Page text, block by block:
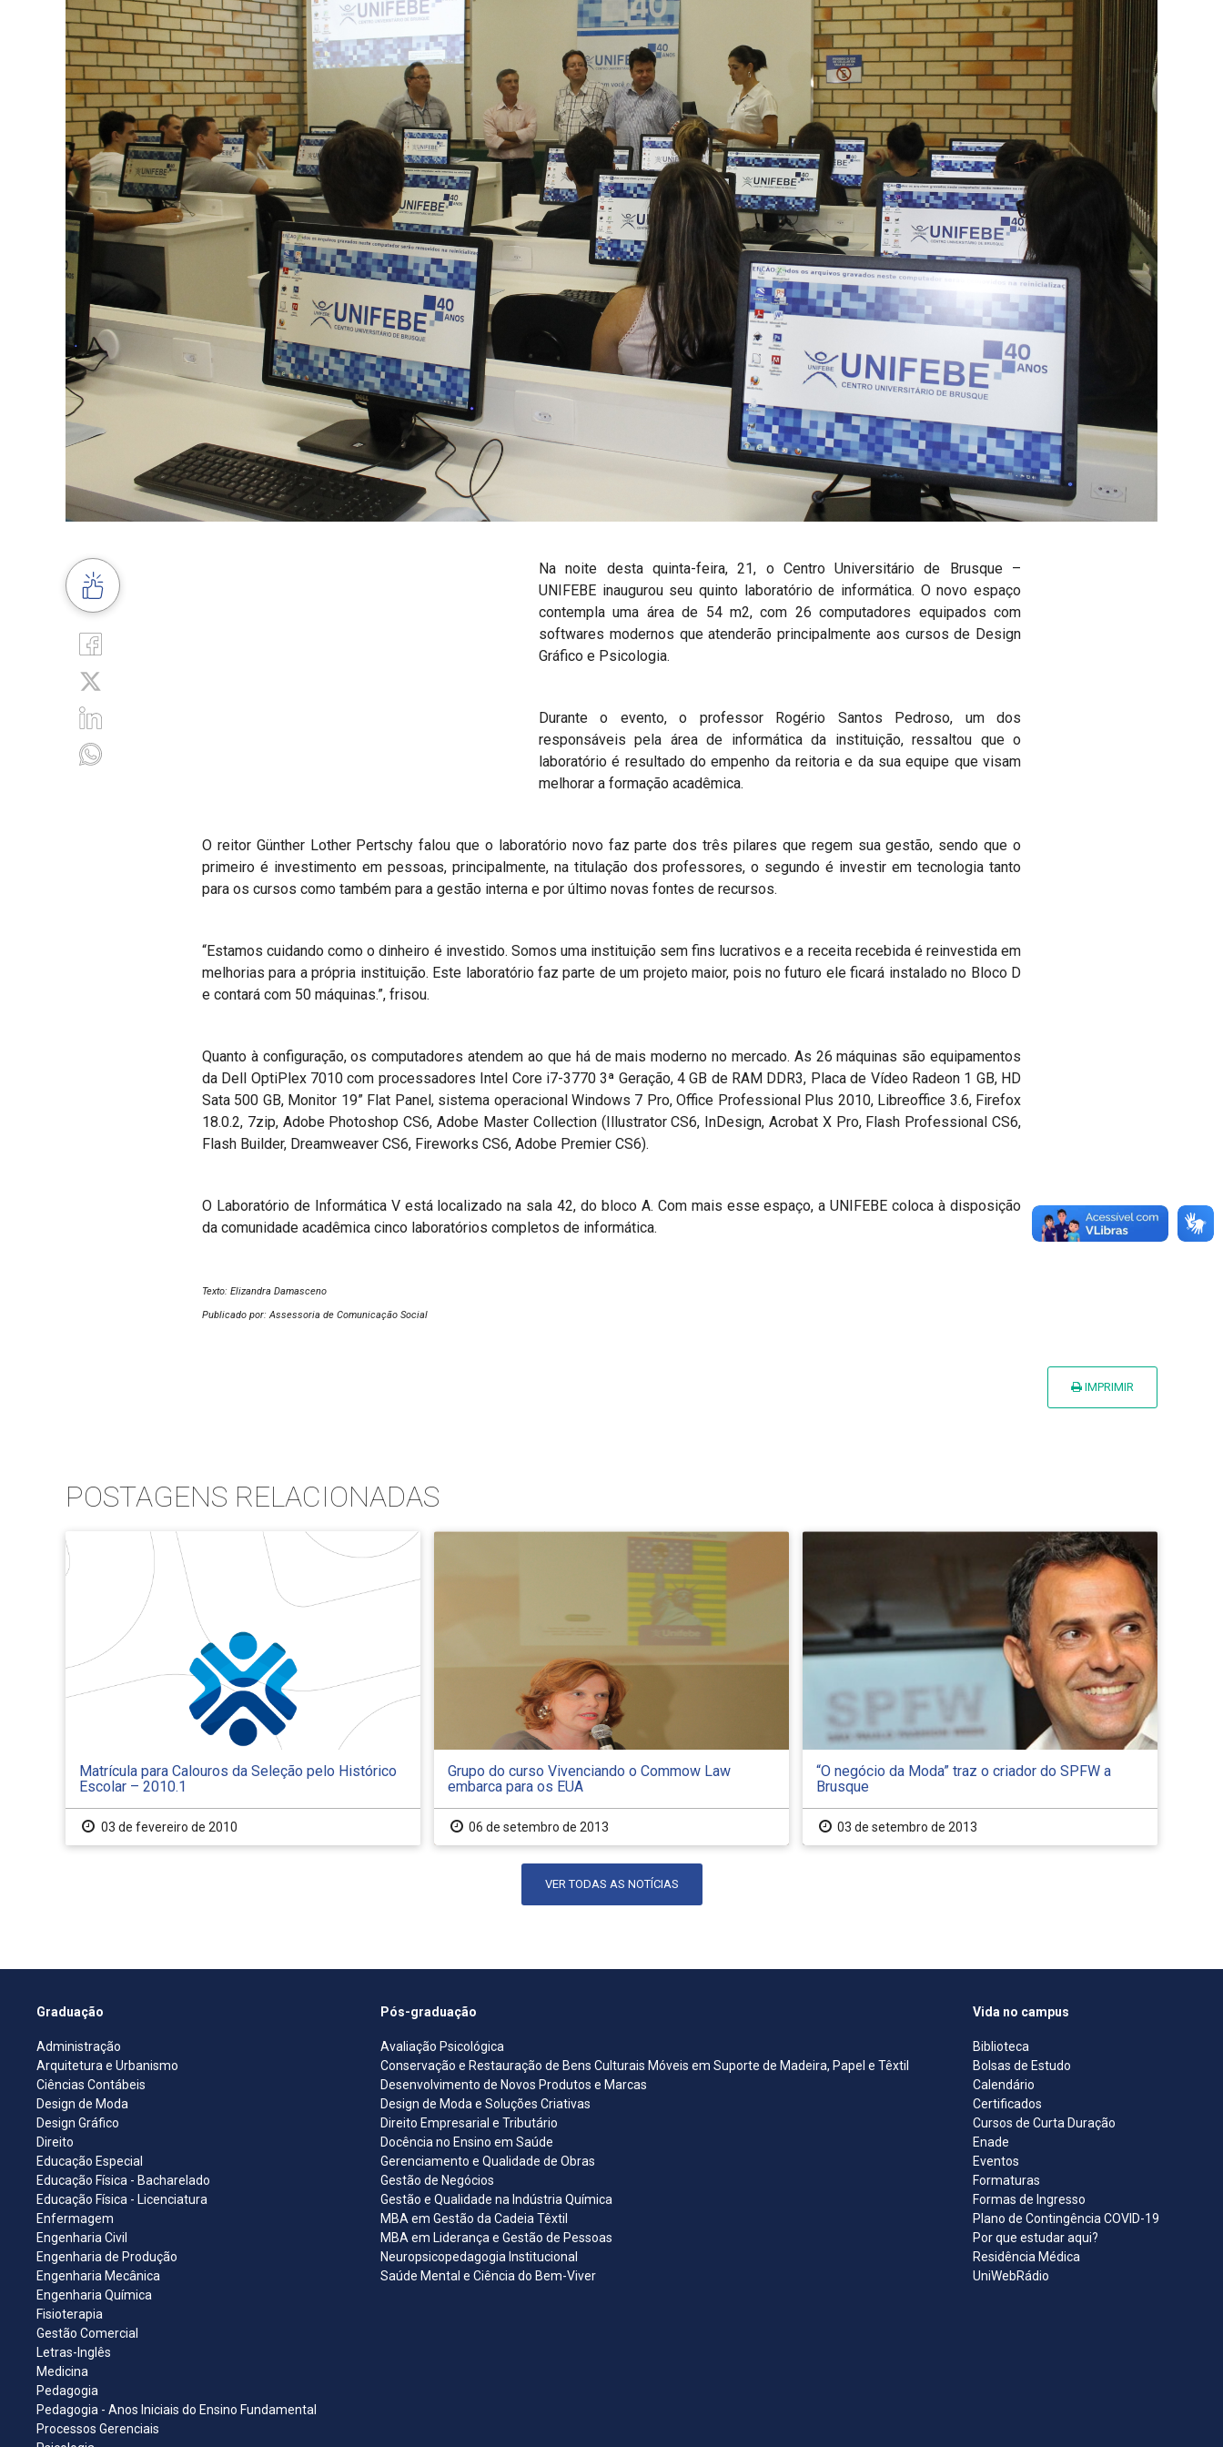
Na noite desta quinta-feira, 21, o Centro Universitário de Brusque –
UNIFEBE inaugurou seu quinto laboratório de informática. O novo espaço
contempla uma área de 54 m2, com 26 computadores equipados com
softwares modernos que atenderão principalmente aos cursos de Design
Gráfico e Psicologia.
Durante o evento, o professor Rogério Santos Pedroso, um dos
responsáveis pela área de informática da instituição, ressaltou que o
laboratório é resultado do empenho da reitoria e da sua equipe que visam
melhorar a formação acadêmica.
O reitor Günther Lother Pertschy falou que o laboratório novo faz parte dos três pilares que regem sua gestão, sendo que o
primeiro é investimento em pessoas, principalmente, na titulação dos professores, o segundo é investir em tecnologia tanto
para os cursos como também para a gestão interna e por último novas fontes de recursos.
“Estamos cuidando como o dinheiro é investido. Somos uma instituição sem fins lucrativos e a receita recebida é reinvestida em
melhorias para a própria instituição. Este laboratório faz parte de um projeto maior, pois no futuro ele ficará instalado no Bloco D
e contará com 50 máquinas.”, frisou.
Quanto à configuração, os computadores atendem ao que há de mais moderno no mercado. As 26 máquinas são equipamentos
da Dell OptiPlex 7010 com processadores Intel Core i7-3770 3ª Geração, 4 GB de RAM DDR3, Placa de Vídeo Radeon 1 GB, HD
Sata 500 GB, Monitor 19” Flat Panel, sistema operacional Windows 7 Pro, Office Professional Plus 2010, Libreoffice 3.6, Firefox
18.0.2, 7zip, Adobe Photoshop CS6, Adobe Master Collection (Illustrator CS6, InDesign, Acrobat X Pro, Flash Professional CS6,
Flash Builder, Dreamweaver CS6, Fireworks CS6, Adobe Premier CS6).
O Laboratório de Informática V está localizado na sala 42, do bloco A. Com mais esse espaço, a UNIFEBE coloca à disposição
da comunidade acadêmica cinco laboratórios completos de informática.
Texto: Elizandra Damasceno
Publicado por: Assessoria de Comunicação Social
IMPRIMIR
POSTAGENS RELACIONADAS
Matrícula para Calouros da Seleção pelo Histórico
Escolar – 2010.1
03 de fevereiro de 2010
Grupo do curso Vivenciando o Commow Law
embarca para os EUA
06 de setembro de 2013
“O negócio da Moda” traz o criador do SPFW a
Brusque
03 de setembro de 2013
VER TODAS AS NOTÍCIAS
Graduação
Administração
Arquitetura e Urbanismo
Ciências Contábeis
Design de Moda
Design Gráfico
Direito
Educação Especial
Educação Física - Bacharelado
Educação Física - Licenciatura
Enfermagem
Engenharia Civil
Engenharia de Produção
Engenharia Mecânica
Engenharia Química
Fisioterapia
Gestão Comercial
Letras-Inglês
Medicina
Pedagogia
Pedagogia - Anos Iniciais do Ensino Fundamental
Processos Gerenciais
Pós-graduação
Avaliação Psicológica
Conservação e Restauração de Bens Culturais Móveis em Suporte de Madeira, Papel e Têxtil
Desenvolvimento de Novos Produtos e Marcas
Design de Moda e Soluções Criativas
Direito Empresarial e Tributário
Docência no Ensino em Saúde
Gerenciamento e Qualidade de Obras
Gestão de Negócios
Gestão e Qualidade na Indústria Química
MBA em Gestão da Cadeia Têxtil
MBA em Liderança e Gestão de Pessoas
Neuropsicopedagogia Institucional
Saúde Mental e Ciência do Bem-Viver
Vida no campus
Biblioteca
Bolsas de Estudo
Calendário
Certificados
Cursos de Curta Duração
Enade
Eventos
Formaturas
Formas de Ingresso
Plano de Contingência COVID-19
Por que estudar aqui?
Residência Médica
UniWebRádio